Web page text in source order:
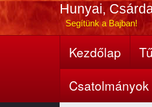
Hunyai,
Segítünk a Bajban!
Fő
navigáció
Kezdőlap
Csatolmányok